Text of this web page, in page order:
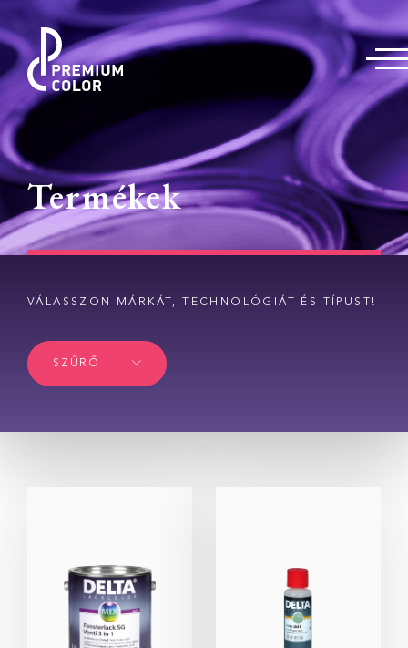
Termékek
VÁLASSZON MÁRKÁT, TECHNOLÓGIÁT ÉS TÍPUST!
SZŰRŐ